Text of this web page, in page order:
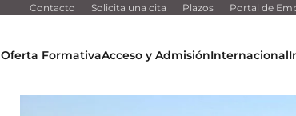
Contacto Solicita una cita Plazos Portal de
Oferta FormativaAcceso y AdmisiónInternacional